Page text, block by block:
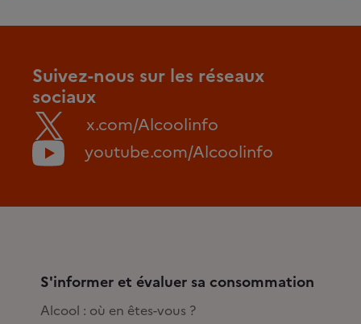
Suivez-nous sur les réseaux
sociaux
x.com/Alcoolinfo
youtube.com/Alcoolinfo
S'informer et évaluer sa consommation
Alcool : où en êtes-vous ?